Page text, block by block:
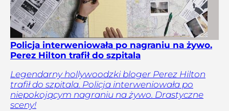
Policja interweniowała po nagraniu na żywo.
Perez Hilton trafił do szpitala
Legendarny hollywoodzki bloger Perez Hilton
trafił do szpitala. Policja interweniowała po
niepokojącym nagraniu na żywo. Drastyczne
sceny!